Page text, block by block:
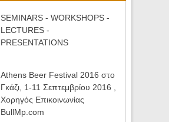
SEMINARS - WORKSHOPS -
LECTURES -
PRESENTATIONS
Athens Beer Festival 2016 στο
Γκάζι, 1-11 Σεπτεμβρίου 2016 ,
Χορηγός Επικοινωνίας
BullMp.com